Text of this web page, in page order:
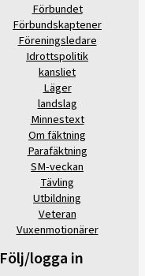
Förbundet
Förbundskaptener
Föreningsledare
Idrottspolitik
kansliet
Läger
landslag
Minnestext
Om fäktning
Parafäktning
SM-veckan
Tävling
Utbildning
Veteran
Vuxenmotionärer
Följ/logga in